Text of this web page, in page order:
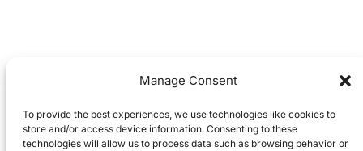
Manage Consent
To provide the best experiences, we use technologies like cookies to
store and/or access device information. Consenting to these
technologies will allow us to process data such as browsing behavior or